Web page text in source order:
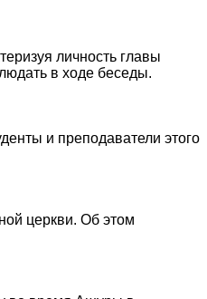
личность главы
в ходе беседы.
и преподаватели этого
церкви. Об этом